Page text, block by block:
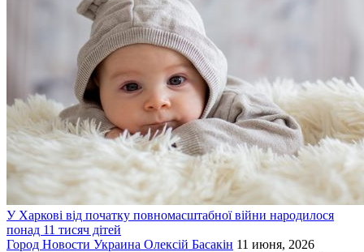
У Харкові від початку повномасштабної війни народилося
понад 11 тисяч дітей
Город Новости Украина Олексій Басакін 11 июня, 2026